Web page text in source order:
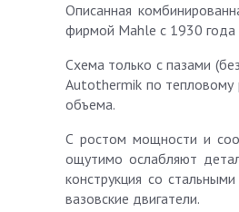
Описанная
фирмой Mahle с 1930 года
Схема только с пазами
Autothermik по тепловому
объема.
С ростом мощности и
ощутимо ослабляют
конструкция со
вазовские двигатели.